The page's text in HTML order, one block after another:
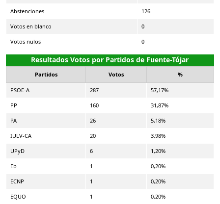
Abstenciones 126
Votos en blanco 0
Votos nulos 0
Resultados Votos por Partidos de Fuente-Tójar
Partidos Votos %
PSOE-A 287 57,17%
PP 160 31,87%
PA 26 5,18%
IULV-CA 20 3,98%
UPyD 6 1,20%
Eb 1 0,20%
ECNP 1 0,20%
EQUO 1 0,20%